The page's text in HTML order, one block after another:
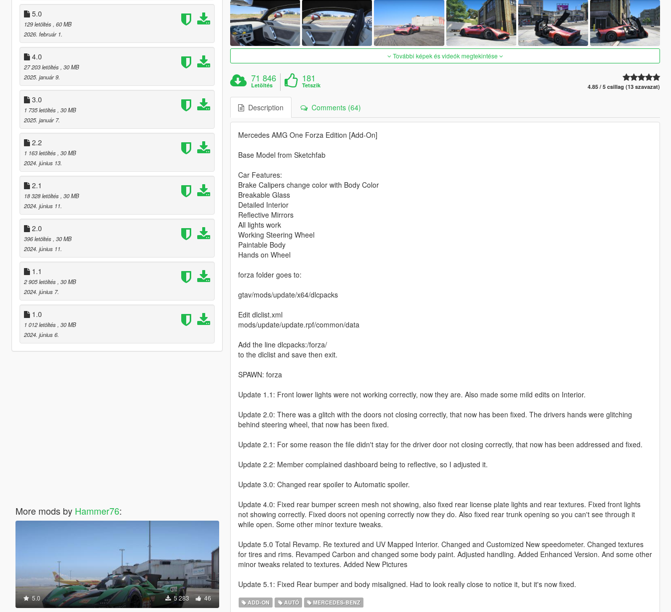
5.0
129 letöltés , 60 MB
2026. február 1.
4.0
27 203 letöltés , 30 MB
2025. január 9.
3.0
1 735 letöltés , 30 MB
2025. január 7.
2.2
1 163 letöltés , 30 MB
2024. június 13.
2.1
18 328 letöltés , 30 MB
2024. június 11.
2.0
396 letöltés , 30 MB
2024. június 11.
1.1
2 905 letöltés , 30 MB
2024. június 7.
1.0
1 012 letöltés , 30 MB
2024. június 6.
More mods by Hammer76:
5.0 5 283 46
További képek és videók megtekintése
71 846
Letöltés
181
Tetszik 4.85 / 5 csillag (13 szavazat)
Description Comments (64)
Mercedes AMG One Forza Edition [Add-On]
Base Model from Sketchfab
Car Features:
Brake Calipers change color with Body Color
Breakable Glass
Detailed Interior
Reflective Mirrors
All lights work
Working Steering Wheel
Paintable Body
Hands on Wheel
forza folder goes to:
gtav/mods/update/x64/dlcpacks
Edit dlclist.xml
mods/update/update.rpf/common/data
Add the line dlcpacks:/forza/
to the dlclist and save then exit.
SPAWN: forza
Update 1.1: Front lower lights were not working correctly, now they are. Also made some mild edits on Interior.
Update 2.0: There was a glitch with the doors not closing correctly, that now has been fixed. The drivers hands were glitching
behind steering wheel, that now has been fixed.
Update 2.1: For some reason the file didn't stay for the driver door not closing correctly, that now has been addressed and fixed.
Update 2.2: Member complained dashboard being to reflective, so I adjusted it.
Update 3.0: Changed rear spoiler to Automatic spoiler.
Update 4.0: Fixed rear bumper screen mesh not showing, also fixed rear license plate lights and rear textures. Fixed front lights
not showing correctly. Fixed doors not opening correctly now they do. Also fixed rear trunk opening so you can't see through it
while open. Some other minor texture tweaks.
Update 5.0 Total Revamp. Re textured and UV Mapped Interior. Changed and Customized New speedometer. Changed textures
for tires and rims. Revamped Carbon and changed some body paint. Adjusted handling. Added Enhanced Version. And some other
minor tweaks related to textures. Added New Pictures
Update 5.1: Fixed Rear bumper and body misaligned. Had to look really close to notice it, but it's now fixed.
ADD-ON AUTÓ MERCEDES-BENZ